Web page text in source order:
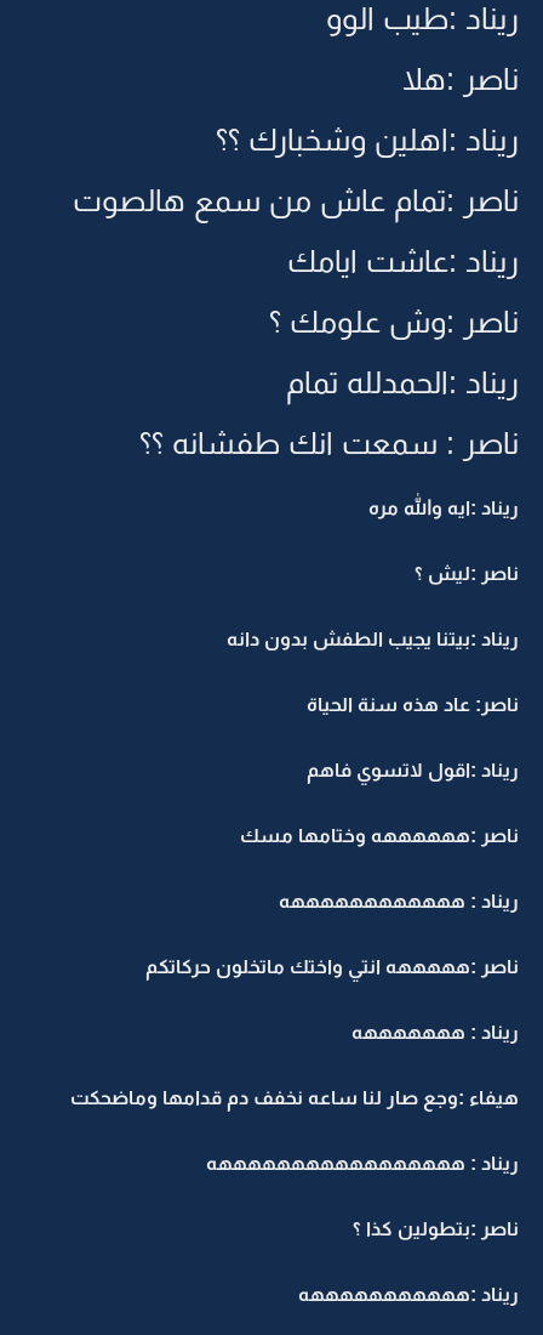
ريناد :طيب الوو
ناصر :هلا
ريناد :اهلين وشخبارك ؟؟
ناصر :تمام عاش من سمع هالصوت
ريناد :عاشت ايامك
ناصر :وش علومك ؟
ريناد :الحمدلله تمام
ناصر : سمعت انك طفشانه ؟؟
ريناد :ايه والله مره
ناصر :ليش ؟
ريناد :بيتنا يجيب الطفش بدون دانه
ناصر: عاد هذه سنة الحياة
ريناد :اقول لاتسوي فاهم
ناصر :ههههههه وختامها مسك
ريناد : ههههههههههههه
ناصر :هههههه انتي واختك ماتخلون حركاتكم
ريناد : هههههههه
هيفاء :وجع صار لنا ساعه نخفف دم قدامها وماضحكت
ريناد : هههههههههههههههههه
ناصر :بتطولين كذا ؟
ريناد :هههههههههههه